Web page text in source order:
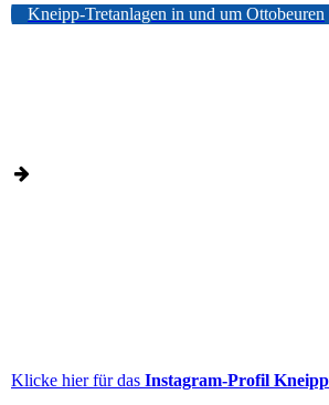
Kneipp-Tretanlagen in und um Ottobeuren
Klicke hier für das Instagram-Profil